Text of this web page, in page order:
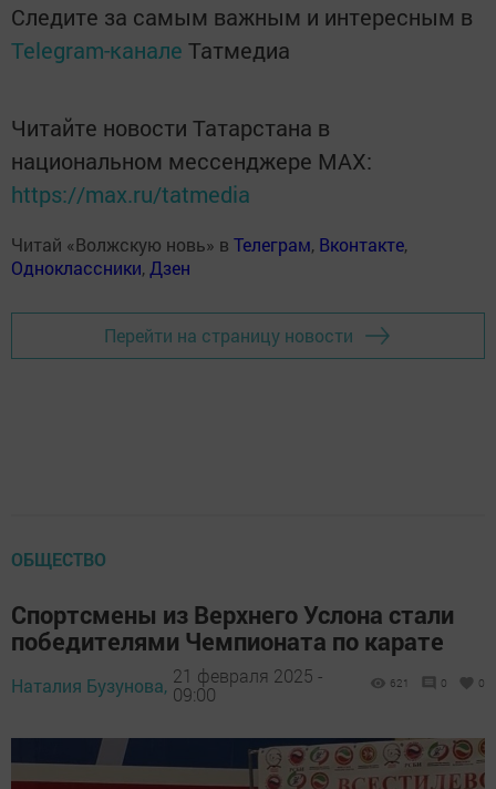
Следите за самым важным и интересным в
Telegram-канале Татмедиа
Читайте новости Татарстана в
национальном мессенджере MАХ:
https://max.ru/tatmedia
Читай «Волжскую новь» в Телеграм, Вконтакте,
Одноклассники, Дзен
Перейти на страницу новости
ОБЩЕСТВО
Спортсмены из Верхнего Услона стали
победителями Чемпионата по карате
Наталия Бузунова, 21 февраля 2025 -
09:00
621 0 0